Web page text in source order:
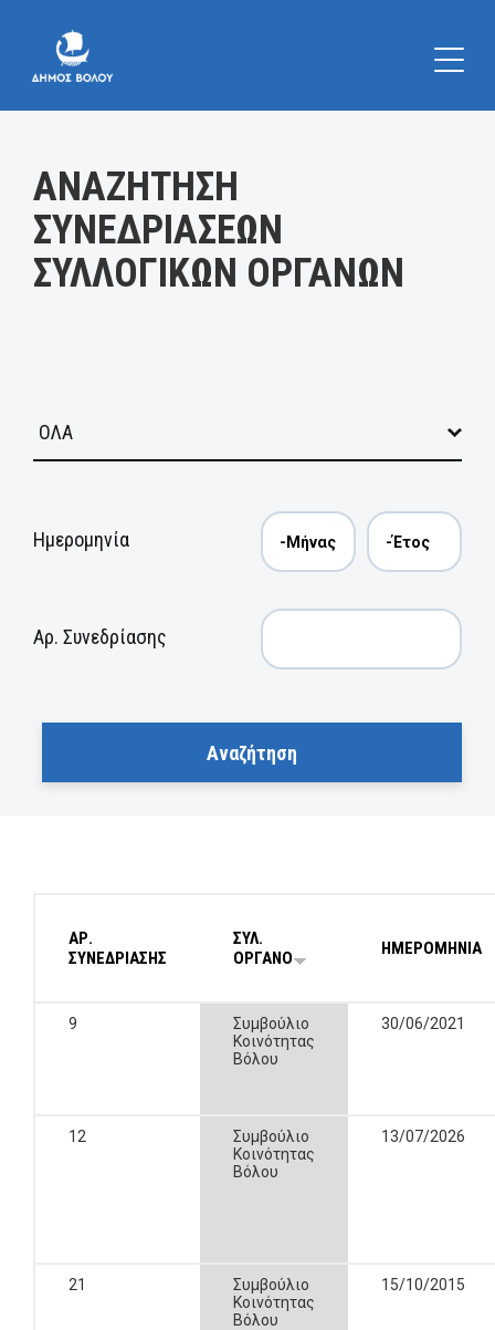
ΑΝΑΖΗΤΗΣΗ
ΣΥΝΕΔΡΙΑΣΕΩΝ
ΣΥΛΛΟΓΙΚΩΝ ΟΡΓΑΝΩΝ
Ημερομηνία
Αρ. Συνεδρίασης
ΑΡ.
ΣΥΝΕΔΡΙΑΣΗΣ
ΣΥΛ.
ΟΡΓΑΝΟ
ΗΜΕΡΟΜΗΝΙΑ
9
Συμβούλιο
Κοινότητας
Βόλου
30/06/2021
12
Συμβούλιο
Κοινότητας
Βόλου
13/07/2026
21
Συμβούλιο
Κοινότητας
Βόλου
15/10/2015